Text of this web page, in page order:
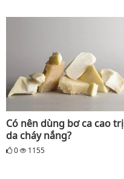
Có nên dùng bơ ca cao trị
da cháy nắng?
0 1155